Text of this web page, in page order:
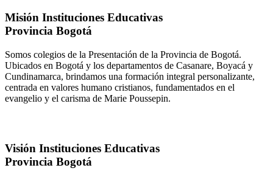
Misión Instituciones Educativas
Provincia Bogotá
Somos colegios de la Presentación de la Provincia de Bogotá.
Ubicados en Bogotá y los departamentos de Casanare, Boyacá y
Cundinamarca, brindamos una formación integral personalizante,
centrada en valores humano cristianos, fundamentados en el
evangelio y el carisma de Marie Poussepin.
Visión Instituciones Educativas
Provincia Bogotá